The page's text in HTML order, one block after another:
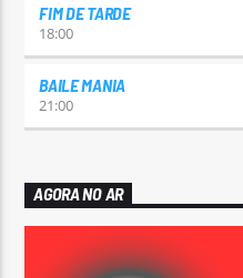
FIM DE TARDE
18:00
BAILE MANIA
21:00
AGORA NO AR